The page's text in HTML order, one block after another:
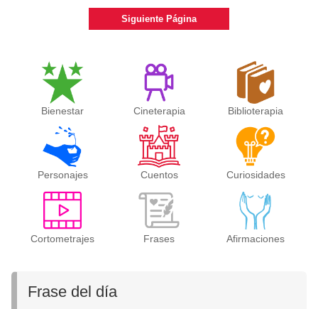
Siguiente Página
Bienestar Cineterapia Biblioterapia
Personajes Cuentos Curiosidades
Cortometrajes Frases Afirmaciones
Frase del día